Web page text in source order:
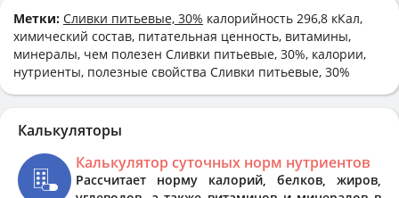
Метки: Сливки питьевые, 30% калорийность 296,8 кКал,
химический состав, питательная ценность, витамины,
минералы, чем полезен Сливки питьевые, 30%, калории,
нутриенты, полезные свойства Сливки питьевые, 30%
Калькуляторы
Калькулятор суточных норм нутриентов
Рассчитает норму калорий, белков, жиров,